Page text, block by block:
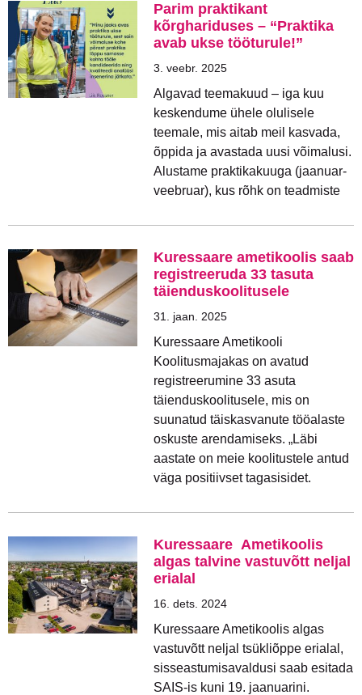
Parim praktikant
kõrghariduses – “Praktika
avab ukse tööturule!”
3. veebr. 2025
Algavad teemakuud – iga kuu
keskendume ühele olulisele
teemale, mis aitab meil kasvada,
õppida ja avastada uusi võimalusi.
Alustame praktikakuuga (jaanuar-
veebruar), kus rõhk on teadmiste
Kuressaare ametikoolis saab
registreeruda 33 tasuta
täienduskoolitusele
31. jaan. 2025
Kuressaare Ametikooli
Koolitusmajakas on avatud
registreerumine 33 asuta
täienduskoolitusele, mis on
suunatud täiskasvanute tööalaste
oskuste arendamiseks. „Läbi
aastate on meie koolitustele antud
väga positiivset tagasisidet.
Kuressaare Ametikoolis
algas talvine vastuvõtt neljal
erialal
16. dets. 2024
Kuressaare Ametikoolis algas
vastuvõtt neljal tsükliõppe erialal,
sisseastumisavaldusi saab esitada
SAIS-is kuni 19. jaanuarini.